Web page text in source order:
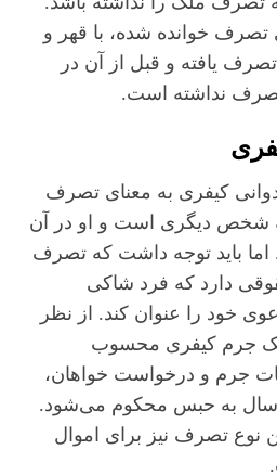
خوانده شده، با قهر و
یافته و قبل از آن در
نداشته است.
کیفری به معنای تصرف
شخص دیگری است و او در آن
باید توجه داشت که تصرف
دارد که فرد شاکی
خود را عنوان کند. از نظر
جرم کیفری محسوب
جرم و درخواست خواهان،
به حبس محکوم می‌شود.
نوع تصرف نیز برای اموال